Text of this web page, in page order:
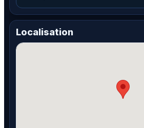
Localisation